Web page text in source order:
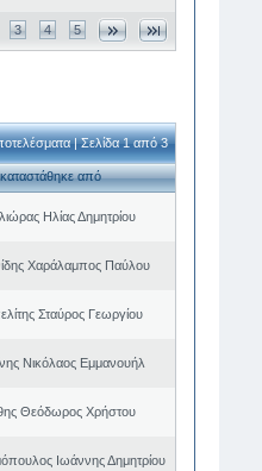
3 4 5
| Σελίδα 1 από 3
από
Ηλίας Δημητρίου
Χαράλαμπος Παύλου
Σταύρος Γεωργίου
Νικόλαος Εμμανουήλ
Θεόδωρος Χρήστου
Ιωάννης Δημητρίου